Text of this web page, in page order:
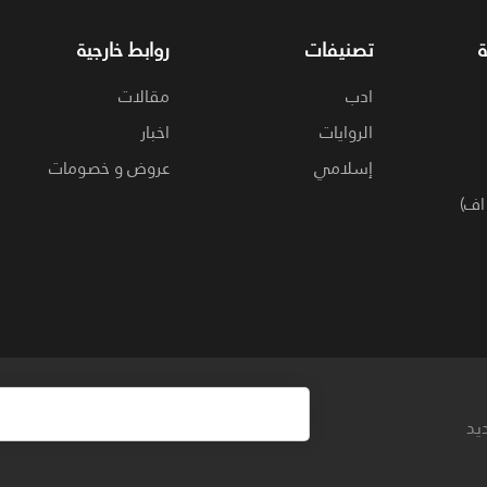
تصنيفات
ادب
الروايات
إسلامي
روابط خارجية
مقالات
اخبار
عروض و خصومات